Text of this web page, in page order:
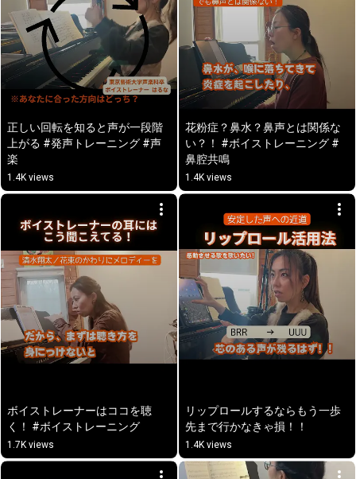
正しい回転を知ると声が一段階
上がる #発声トレーニング #声
楽
1.4K views
花粉症？鼻水？鼻声とは関係な
い？！ #ボイストレーニング #
鼻腔共鳴
1.4K views
ボイストレーナーはココを聴
く！ #ボイストレーニング
1.7K views
リップロールするならもう一歩
先まで行かなきゃ損！！
1.4K views